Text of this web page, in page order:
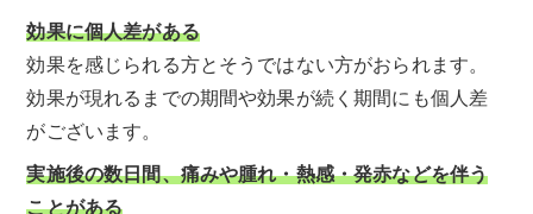
効果に個人差がある
効果を感じられる方とそうではない方がおられます。
効果が現れるまでの期間や効果が続く期間にも個人差
がございます。
実施後の数日間、痛みや腫れ・熱感・発赤などを伴う
ことがある